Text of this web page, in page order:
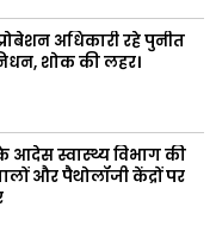
अधिकारी रहे पुनीत
शोक की लहर।
आदेस स्वास्थ्य विभाग की
और पैथोलॉजी केंद्रों पर